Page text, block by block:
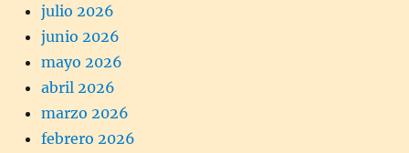
julio 2026
junio 2026
mayo 2026
abril 2026
marzo 2026
febrero 2026